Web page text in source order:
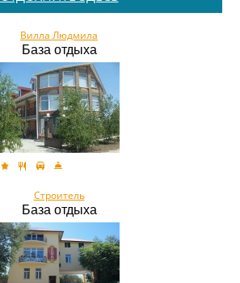
Вилла Людмила
База отдыха
Строитель
База отдыха